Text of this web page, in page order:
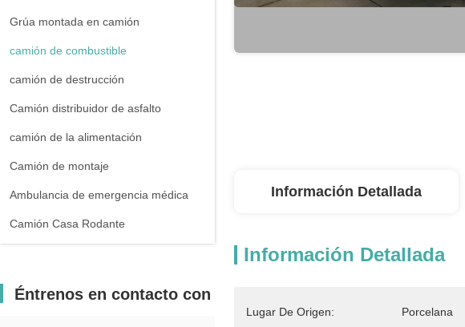
Grúa montada en camión
camión de combustible
camión de destrucción
Camión distribuidor de asfalto
camión de la alimentación
Camión de montaje
Ambulancia de emergencia médica
Camión Casa Rodante
Éntrenos en contacto con
Información Detallada
Información Detallada
Lugar De Origen: Porcelana